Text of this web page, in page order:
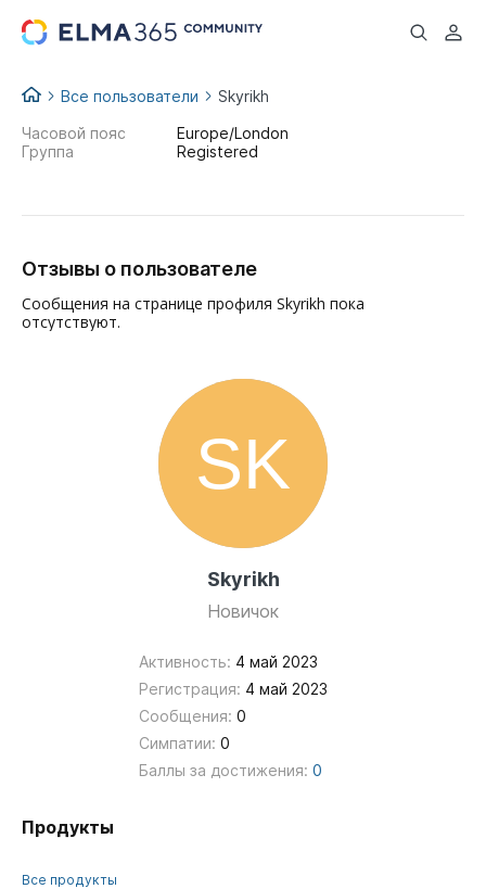
...
Все пользователи Skyrikh
Skyrikh
Новичок
Активность: 4 май 2023
Регистрация: 4 май 2023
Сообщения: 0
Симпатии: 0
Баллы за достижения: 0
Часовой пояс
Europe/London
Группа
Registered
Отзывы о пользователе
Сообщения на странице профиля Skyrikh пока
отсутствуют.
Продукты
Все продукты